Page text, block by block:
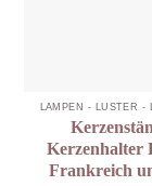
LAMPEN - LÜSTER -
Kerzenhalter
Frankreich